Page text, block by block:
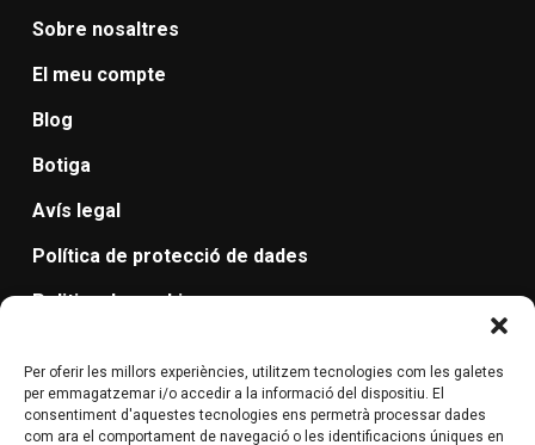
Per oferir les millors experiències, utilitzem tecnologies com les galetes
per emmagatzemar i/o accedir a la informació del dispositiu. El
consentiment d'aquestes tecnologies ens permetrà processar dades
com ara el comportament de navegació o les identificacions úniques en
Sobre nosaltres
El meu compte
Blog
Botiga
Avís legal
Política de protecció de dades
Politica de cookies
reemborsament.
Condicions d’enviament, métode d’entrega,